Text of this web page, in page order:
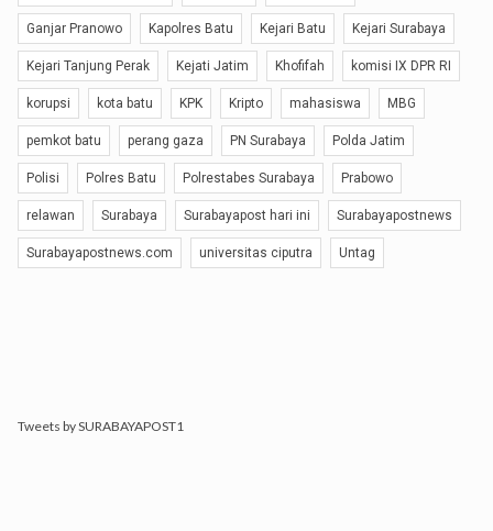
Ganjar Pranowo Kapolres Batu Kejari Batu Kejari Surabaya
Kejari Tanjung Perak Kejati Jatim Khofifah komisi IX DPR RI
korupsi kota batu KPK Kripto mahasiswa MBG
pemkot batu perang gaza PN Surabaya Polda Jatim
Polisi Polres Batu Polrestabes Surabaya Prabowo
relawan Surabaya Surabayapost hari ini Surabayapostnews
Surabayapostnews.com universitas ciputra Untag
Tweets by SURABAYAPOST1